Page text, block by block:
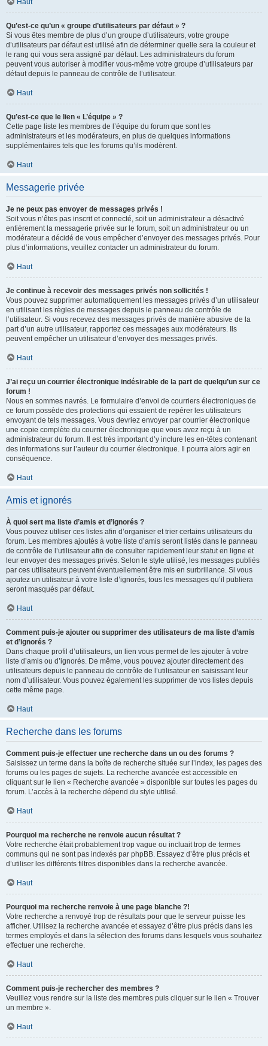
Haut
Qu’est-ce qu’un « groupe d’utilisateurs par défaut » ?
Si vous êtes membre de plus d’un groupe d’utilisateurs, votre groupe
d’utilisateurs par défaut est utilisé afin de déterminer quelle sera la couleur et
le rang qui vous sera assigné par défaut. Les administrateurs du forum
peuvent vous autoriser à modifier vous-même votre groupe d’utilisateurs par
défaut depuis le panneau de contrôle de l’utilisateur.
Haut
Qu’est-ce que le lien « L’équipe » ?
Cette page liste les membres de l’équipe du forum que sont les
administrateurs et les modérateurs, en plus de quelques informations
supplémentaires tels que les forums qu’ils modèrent.
Haut
Messagerie privée
Je ne peux pas envoyer de messages privés !
Soit vous n’êtes pas inscrit et connecté, soit un administrateur a désactivé
entièrement la messagerie privée sur le forum, soit un administrateur ou un
modérateur a décidé de vous empêcher d’envoyer des messages privés. Pour
plus d’informations, veuillez contacter un administrateur du forum.
Haut
Je continue à recevoir des messages privés non sollicités !
Vous pouvez supprimer automatiquement les messages privés d’un utilisateur
en utilisant les règles de messages depuis le panneau de contrôle de
l’utilisateur. Si vous recevez des messages privés de manière abusive de la
part d’un autre utilisateur, rapportez ces messages aux modérateurs. Ils
peuvent empêcher un utilisateur d’envoyer des messages privés.
Haut
J’ai reçu un courrier électronique indésirable de la part de quelqu’un sur ce
forum !
Nous en sommes navrés. Le formulaire d’envoi de courriers électroniques de
ce forum possède des protections qui essaient de repérer les utilisateurs
envoyant de tels messages. Vous devriez envoyer par courrier électronique
une copie complète du courrier électronique que vous avez reçu à un
administrateur du forum. Il est très important d’y inclure les en-têtes contenant
des informations sur l’auteur du courrier électronique. Il pourra alors agir en
conséquence.
Haut
Amis et ignorés
À quoi sert ma liste d’amis et d’ignorés ?
Vous pouvez utiliser ces listes afin d’organiser et trier certains utilisateurs du
forum. Les membres ajoutés à votre liste d’amis seront listés dans le panneau
de contrôle de l’utilisateur afin de consulter rapidement leur statut en ligne et
leur envoyer des messages privés. Selon le style utilisé, les messages publiés
par ces utilisateurs peuvent éventuellement être mis en surbrillance. Si vous
ajoutez un utilisateur à votre liste d’ignorés, tous les messages qu’il publiera
seront masqués par défaut.
Haut
Comment puis-je ajouter ou supprimer des utilisateurs de ma liste d’amis
et d’ignorés ?
Dans chaque profil d’utilisateurs, un lien vous permet de les ajouter à votre
liste d’amis ou d’ignorés. De même, vous pouvez ajouter directement des
utilisateurs depuis le panneau de contrôle de l’utilisateur en saisissant leur
nom d’utilisateur. Vous pouvez également les supprimer de vos listes depuis
cette même page.
Haut
Recherche dans les forums
Comment puis-je effectuer une recherche dans un ou des forums ?
Saisissez un terme dans la boîte de recherche située sur l’index, les pages des
forums ou les pages de sujets. La recherche avancée est accessible en
cliquant sur le lien « Recherche avancée » disponible sur toutes les pages du
forum. L’accès à la recherche dépend du style utilisé.
Haut
Pourquoi ma recherche ne renvoie aucun résultat ?
Votre recherche était probablement trop vague ou incluait trop de termes
communs qui ne sont pas indexés par phpBB. Essayez d’être plus précis et
d’utiliser les différents filtres disponibles dans la recherche avancée.
Haut
Pourquoi ma recherche renvoie à une page blanche ?!
Votre recherche a renvoyé trop de résultats pour que le serveur puisse les
afficher. Utilisez la recherche avancée et essayez d’être plus précis dans les
termes employés et dans la sélection des forums dans lesquels vous souhaitez
effectuer une recherche.
Haut
Comment puis-je rechercher des membres ?
Veuillez vous rendre sur la liste des membres puis cliquer sur le lien « Trouver
un membre ».
Haut